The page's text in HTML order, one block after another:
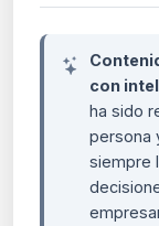
con
ha sido
persona
siempre